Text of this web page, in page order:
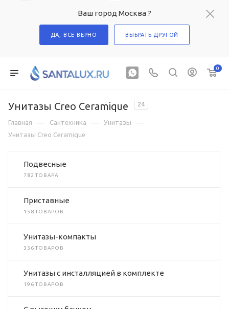
Ваш город Москва ?
ДА, ВСЕ ВЕРНО ВЫБРАТЬ ДРУГОЙ
0
Унитазы Creo Ceramique 24
Главная — Сантехника — Унитазы —
Унитазы Creo Ceramique
Подвесные
782 ТОВАРА
Приставные
158 ТОВАРОВ
Унитазы-компакты
336 ТОВАРОВ
Унитазы с инсталляцией в комплекте
196 ТОВАРОВ